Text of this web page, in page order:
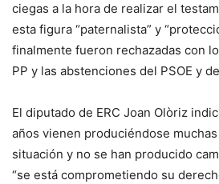
ciegas a la hora de realizar el
esta figura “paternalista” y
finalmente fueron rechazadas con
PP y las abstenciones del PSOE y
El diputado de ERC Joan Olòriz
años vienen produciéndose
situación y no se han producido
“se está comprometiendo su